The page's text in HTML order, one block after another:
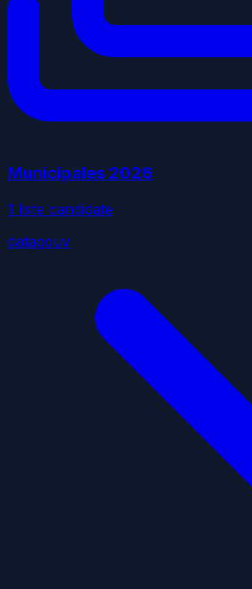
Municipales 2026
1 liste candidate
datagouv